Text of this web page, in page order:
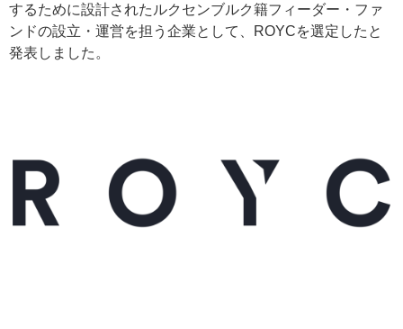
するために設計されたルクセンブルク籍フィーダー・ファ
ンドの設立・運営を担う企業として、ROYCを選定したと
発表しました。